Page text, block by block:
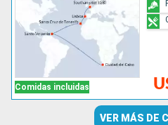
Comidas incluidas
VER MÁS DE